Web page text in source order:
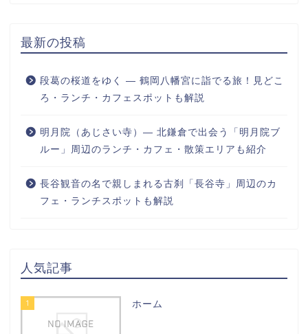
最新の投稿
段葛の桜道をゆく ― 鶴岡八幡宮に詣でる旅！見どこ
ろ・ランチ・カフェスポットも解説
明月院（あじさい寺）― 北鎌倉で出会う「明月院ブ
ルー」周辺のランチ・カフェ・散策エリアも紹介
長谷観音の名で親しまれる古刹「長谷寺」周辺のカ
フェ・ランチスポットも解説
人気記事
1 ホーム